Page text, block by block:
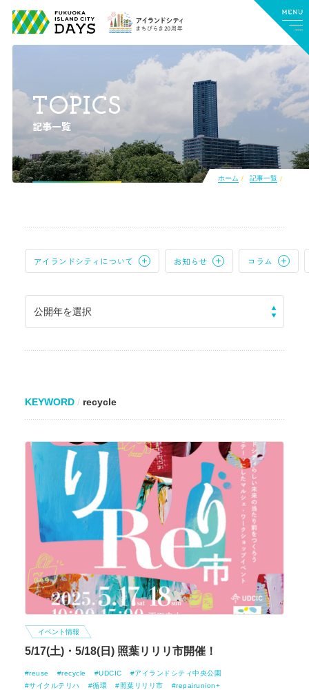
TOPICS
記事一覧
ホーム 記事一覧
アイランドシティについて お知らせ コラム
公開年を選択
KEYWORD recycle
イベント情報
5/17(土)・5/18(日) 照葉リリリ市開催！
reuse recycle UDCIC
アイランドシティ中央公園
サイクルテリハ
循環 照葉リリリ市
repairunion+